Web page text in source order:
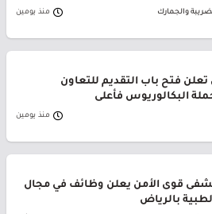
والجمارك منذ يومين
تعلن فتح باب التقديم للتعاون
البكالوريوس فأعلى
منذ يومين
قوى الأمن يعلن وظائف في مجال
بالرياض